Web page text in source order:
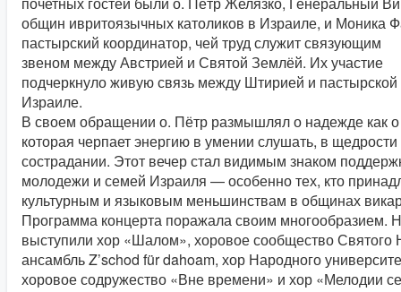
общин ивритоязычных католиков в Израиле, и Моника
пастырский координатор, чей труд служит связующим
звеном между Австрией и Святой Землёй. Их участие
подчеркнуло живую связь между Штирией и
Израиле.
В своем обращении о. Пётр размышлял о надежде как
которая черпает энергию в умении слушать, в щедрости
сострадании. Этот вечер стал видимым знаком
молодежи и семей Израиля — особенно тех, кто
культурным и языковым меньшинствам в общинах
Программа концерта поражала своим многообразием.
выступили хор «Шалом», хоровое сообщество Святого
ансамбль Z’schod für dahoam, хор Народного
хоровое содружество «Вне времени» и хор «Мелодии